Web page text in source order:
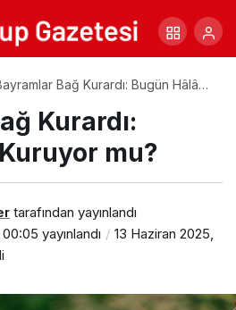
Bağ Kurardı: Bugün Hâlâ
Kurardı:
mu?
tarafından yayınlandı
00:05 yayınlandı
13 Haziran 2025,
Dudakla Doğan Bebeklerde